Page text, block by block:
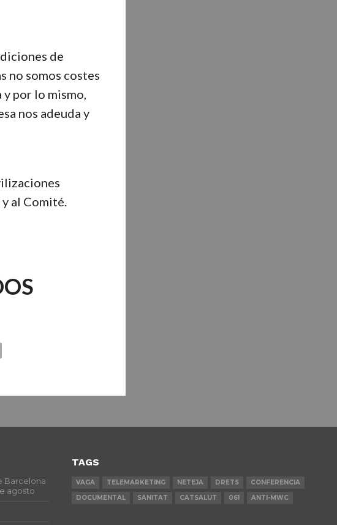
de
no somos costes
por lo mismo,
nos adeuda y
al Comité.
Barcelona
agosto
TAGS
VAGA TELEMARKETING NETEJA DRETS
CONFERENCIA
DOCUMENTAL
SANITAT CATSALUT 061 ANTI-MWC